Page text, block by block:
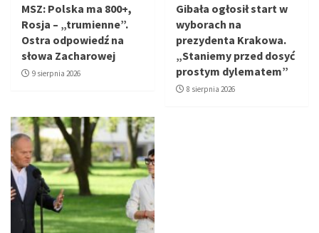
MSZ: Polska ma 800+,
Rosja – „trumienne”.
Ostra odpowiedź na
słowa Zacharowej
9 sierpnia 2026
Gibała ogłosił start w
wyborach na
prezydenta Krakowa.
„Staniemy przed dosyć
prostym dylematem”
8 sierpnia 2026